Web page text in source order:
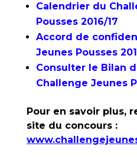
Calendrier du
Pousses 2016/17
Accord de
Jeunes Pousses
Consulter le Bilan
Challenge Jeunes
Pour en savoir plus,
site du concours :